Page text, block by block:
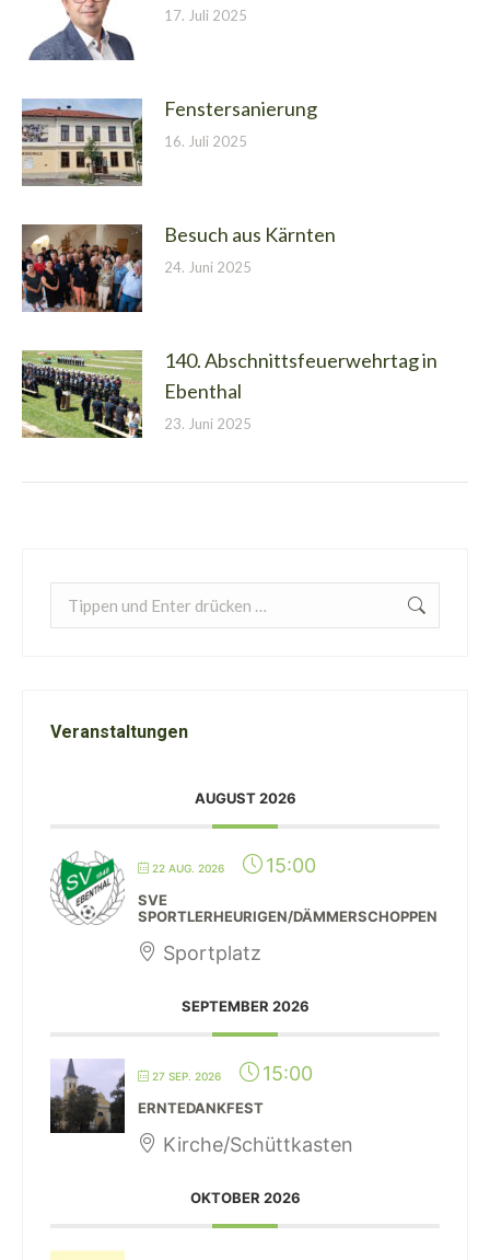
17. Juli 2025
Fenstersanierung
16. Juli 2025
Besuch aus Kärnten
24. Juni 2025
140. Abschnittsfeuerwehrtag in
Ebenthal
23. Juni 2025
Search:
Veranstaltungen
AUGUST 2026
22 AUG. 2026 15:00
SVE
SPORTLERHEURIGEN/DÄMMERSCHOPPEN
Sportplatz
SEPTEMBER 2026
27 SEP. 2026 15:00
ERNTEDANKFEST
Kirche/Schüttkasten
OKTOBER 2026